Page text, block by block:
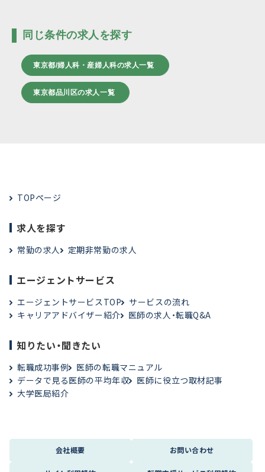
同じ条件の求人を探す
東京都/婦人科・産婦人科の求人一覧
東京都品川区の求人一覧
TOPページ
求人を探す
常勤の求人 定期非常勤の求人
エージェントサービス
エージェントサービスTOP
サービスの流れ
キャリアアドバイザー紹介
医師の求人・転職Q&A
知りたい・聞きたい
転職成功事例
医師の転職マニュアル
データで見る医師の平均年収
医師に役立つ取材記事
大学医局紹介
会社概要 お問い合わせ